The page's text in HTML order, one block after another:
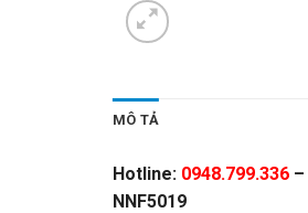
MÔ TẢ
Hotline: 0948.799.336 –
NNF5019